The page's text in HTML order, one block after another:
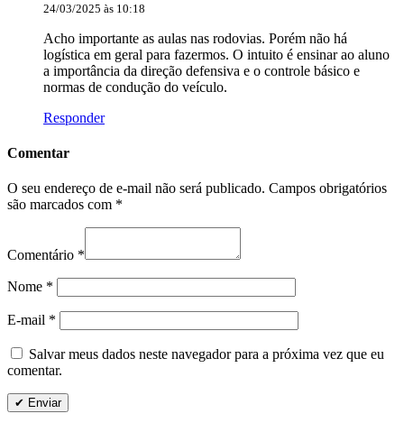
24/03/2025 às 10:18
Acho importante as aulas nas rodovias. Porém não há
logística em geral para fazermos. O intuito é ensinar ao aluno
a importância da direção defensiva e o controle básico e
normas de condução do veículo.
Responder
Comentar
O seu endereço de e-mail não será publicado. Campos obrigatórios
são marcados com *
Comentário *
Nome *
E-mail *
Salvar meus dados neste navegador para a próxima vez que eu
comentar.